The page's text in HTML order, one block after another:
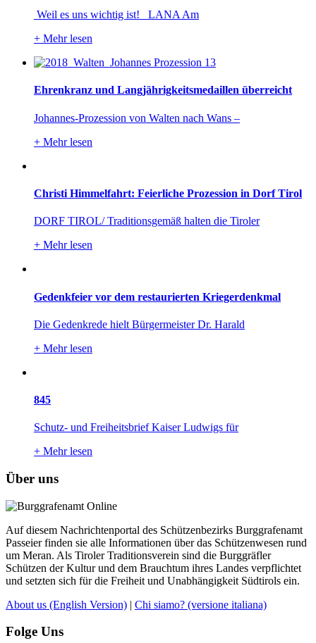
Weil es uns wichtig ist! LANA Am
+ Mehr lesen
Ehrenkranz und Langjährigkeitsmedaillen überreicht
Johannes-Prozession von Walten nach Wans –
+ Mehr lesen
Christi Himmelfahrt: Feierliche Prozession in Dorf Tirol
DORF TIROL/ Traditionsgemäß halten die Tiroler
+ Mehr lesen
Gedenkfeier vor dem restaurierten Kriegerdenkmal
Die Gedenkrede hielt Bürgermeister Dr. Harald
+ Mehr lesen
845
Schutz- und Freiheitsbrief Kaiser Ludwigs für
+ Mehr lesen
Über uns
Auf diesem Nachrichtenportal des Schützenbezirks Burggrafenamt
Passeier finden sie alle Informationen über das Schützenwesen rund
um Meran. Als Tiroler Traditionsverein sind die Burggräfler
Schützen der Kultur und dem Brauchtum ihres Landes verpflichtet
und setzten sich für die Freiheit und Unabhängigkeit Südtirols ein.
About us (English Version) | Chi siamo? (versione italiana)
Folge Uns